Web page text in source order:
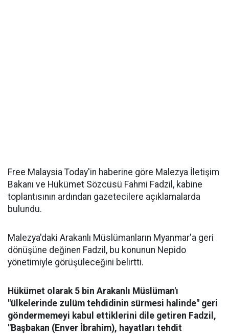
Free Malaysia Today'in haberine göre Malezya İletişim
Bakanı ve Hükümet Sözcüsü Fahmi Fadzil, kabine
toplantısının ardından gazetecilere açıklamalarda
bulundu.
Malezya'daki Arakanlı Müslümanların Myanmar'a geri
dönüşüne değinen Fadzil, bu konunun Nepido
yönetimiyle görüşüleceğini belirtti.
Hükümet olarak 5 bin Arakanlı Müslüman'ı
"ülkelerinde zulüm tehdidinin sürmesi halinde" geri
göndermemeyi kabul ettiklerini dile getiren Fadzil,
"Başbakan (Enver İbrahim), hayatları tehdit